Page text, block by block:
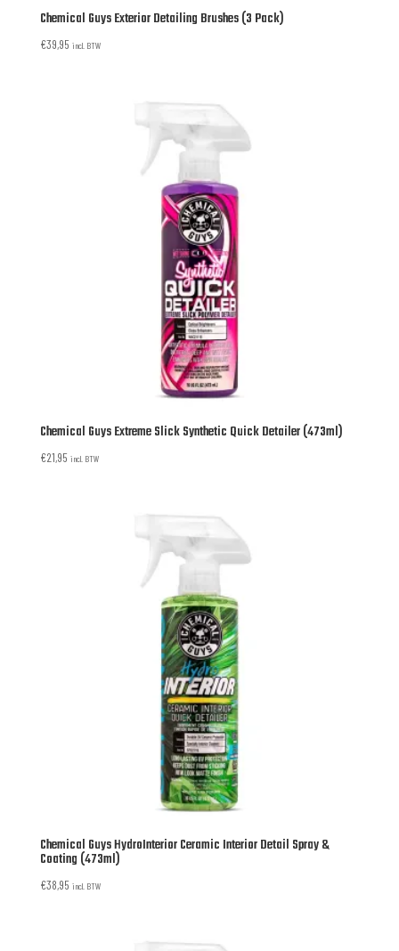
Chemical Guys Exterior Detailing Brushes (3 Pack)
€39,95 incl. BTW
Chemical Guys Extreme Slick Synthetic Quick Detailer (473ml)
€21,95 incl. BTW
Chemical Guys HydroInterior Ceramic Interior Detail Spray &
Coating (473ml)
€38,95 incl. BTW